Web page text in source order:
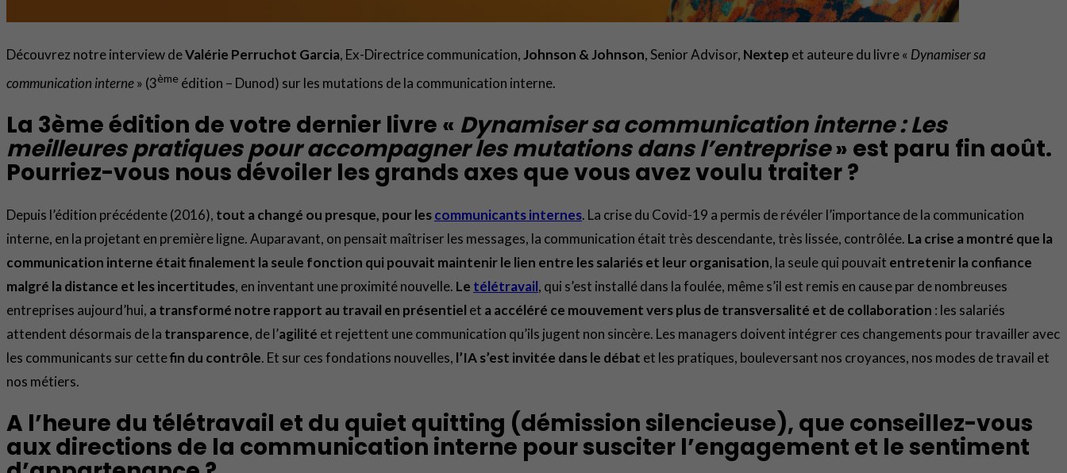
Découvrez notre interview deValérie Perruchot Garcia, Ex-Directrice communication,Johnson & Johnson, Senior Advisor, Nextep et auteure du livre « Dynamiser sa
communication interne» (3ème édition – Dunod) sur les mutations de la communication interne.
La 3ème édition de votre dernier livre « Dynamiser sa communication interne : Les
meilleures pratiques pour accompagner les mutations dans l’entreprise» est paru fin août.
Pourriez-vous nous dévoiler les grands axes que vous avez voulu traiter ?
Depuis l’édition précédente (2016), tout a changé ou presque, pour lescommunicants internes. La crise du Covid-19 a permis de révéler l’importance de la communication
interne, en la projetant en première ligne. Auparavant, on pensait maîtriser les messages, la communication était très descendante, très lissée, contrôlée. La crise a montré que la
communication interne était finalement la seule fonction qui pouvait maintenir le lien entre les salariés et leur organisation, la seule qui pouvait entretenir la confiance
malgré la distance et les incertitudes, en inventant une proximité nouvelle. Le télétravail, qui s’est installé dans la foulée, même s’il est remis en cause par de nombreuses
entreprises aujourd’hui, a transformé notre rapport au travail en présentiel et a accéléré ce mouvement vers plus de transversalité et de collaboration : les salariés
attendent désormais de la transparence, de l’agilité et rejettent une communication qu’ils jugent non sincère. Les managers doivent intégrer ces changements pour travailler avec
les communicants sur cettefin du contrôle. Et sur ces fondations nouvelles, l’IA s’est invitée dans le débat et les pratiques, bouleversant nos croyances, nos modes de travail et
nos métiers.
A l’heure du télétravail et du quiet quitting (démission silencieuse), que conseillez-vous
aux directions de la communication interne pour susciter l’engagement et le sentiment